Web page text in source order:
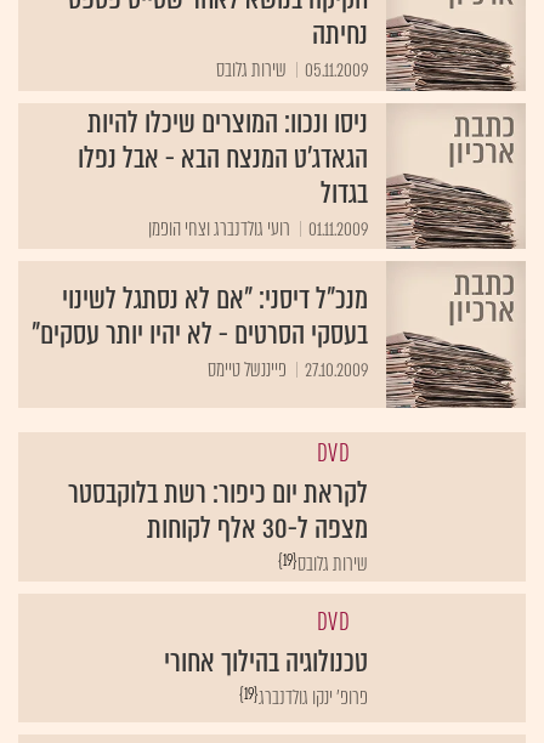
נחיתה
05.11.2009 שירות גלובס
ניסו ונכוו: המוצרים שיכלו להיות
הגאדג'ט המנצח הבא - אבל נפלו
בגדול
01.11.2009 רועי גולדנברג וצחי הופמן
מנכ"ל דיסני: "אם לא נסתגל לשינוי
בעסקי הסרטים - לא יהיו יותר עסקים"
27.10.2009 פייננשל טיימס
DVD
לקראת יום כיפור: רשת בלוקבסטר
מצפה ל-30 אלף לקוחות
{19}שירות גלובס
DVD
טכנולוגיה בהילוך אחורי
{19}פרופ' ינקו גולדנברג